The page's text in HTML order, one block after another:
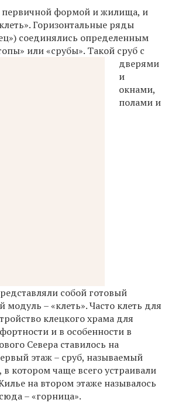
первичной формой и жилища, и
Горизонтальные ряды
соединялись определенным
или «срубы». Такой сруб с
дверями
и
окнами,
полами и
собой готовый
модуль – «клеть». Часто клеть для
клецкого храма для
и в особенности в
Севера ставилось на
этаж – сруб, называемый
котором чаще всего устраивали
на втором этаже называлось
– «горница».